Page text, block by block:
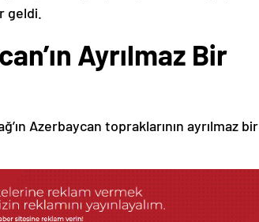
geldi.
Ayrılmaz Bir
Azerbaycan topraklarının ayrılmaz bir